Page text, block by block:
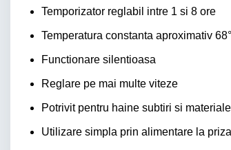
Temporizator reglabil intre 1 si 8 ore
Temperatura constanta aproximativ
Functionare silentioasa
Reglare pe mai multe viteze
Potrivit pentru haine subtiri si
Utilizare simpla prin alimentare la priza